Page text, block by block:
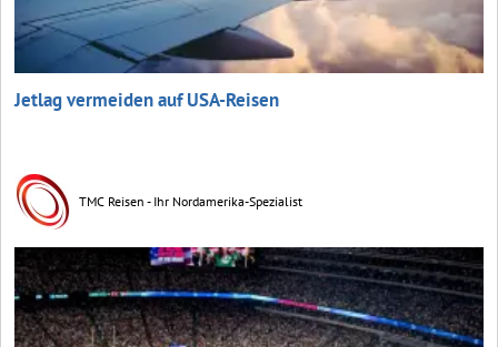
Jetlag vermeiden auf USA-Reisen
TMC Reisen - Ihr Nordamerika-Spezialist